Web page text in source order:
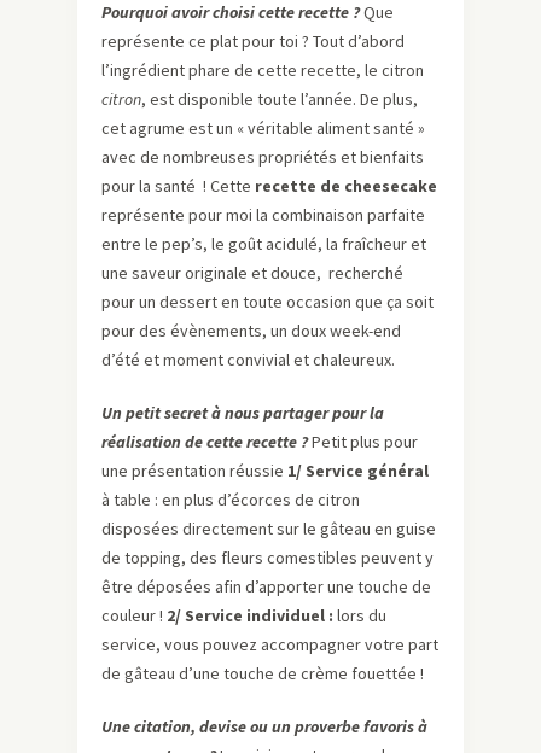
Pourquoi avoir choisi cette recette ?Que
représente ce plat pour toi ? Tout d’abord
l’ingrédient phare de cette recette, le citron
citron, est disponible toute l’année. De plus,
cet agrume est un « véritable aliment santé »
avec de nombreuses propriétés et bienfaits
pour la santé ! Cette recette de cheesecake
représente pour moi la combinaison parfaite
entre le pep’s, le goût acidulé, la fraîcheur et
une saveur originale et douce, recherché
pour un dessert en toute occasion que ça soit
pour des évènements, un doux week-end
d’été et moment convivial et chaleureux.
Un petit secret à nous partager pour la
réalisation de cette recette ?Petit plus pour
une présentation réussie 1/ Service général
à table : en plus d’écorces de citron
disposées directement sur le gâteau en guise
de topping, des fleurs comestibles peuvent y
être déposées afin d’apporter une touche de
couleur ! 2/ Service individuel : lors du
service, vous pouvez accompagner votre part
de gâteau d’une touche de crème fouettée !
Une citation, devise ou un proverbe favoris à